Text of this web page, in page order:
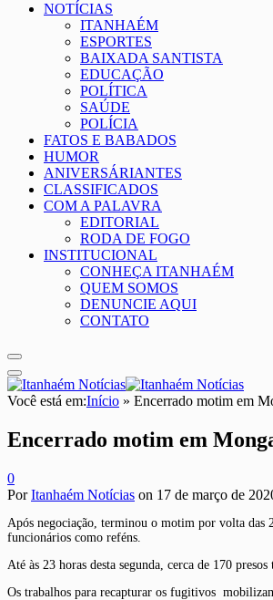
NOTÍCIAS
ITANHAÉM
ESPORTES
BAIXADA SANTISTA
EDUCAÇÃO
POLÍTICA
SAÚDE
POLÍCIA
FATOS E BABADOS
HUMOR
ANIVERSÁRIANTES
CLASSIFICADOS
COM A PALAVRA
EDITORIAL
RODA DE FOGO
INSTITUCIONAL
CONHEÇA ITANHAÉM
QUEM SOMOS
DENUNCIE AQUI
CONTATO
Você está em:Início » Encerrado motim em
Encerrado motim em
0
PorItanhaém Notícias on 17 de março de
Após negociação, terminou o motim por volta das
funcionários como reféns.
Até às 23 horas desta segunda, cerca de 170
Os trabalhos para recapturar os fugitivos